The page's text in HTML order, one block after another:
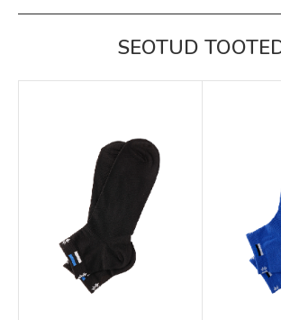
SEOTUD